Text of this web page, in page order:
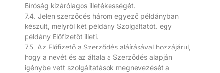
Bíróság kizárólagos illetékességét.
7.4. Jelen szerződés három egyező példányban
készült, melyről két példány Szolgáltatót. egy
példány Előfizetőt illeti.
7.5. Az Előfizető a Szerződés aláírásával hozzájárul,
hogy a nevét és az általa a Szerződés alapján
igénybe vett szolgáltatások megnevezését a